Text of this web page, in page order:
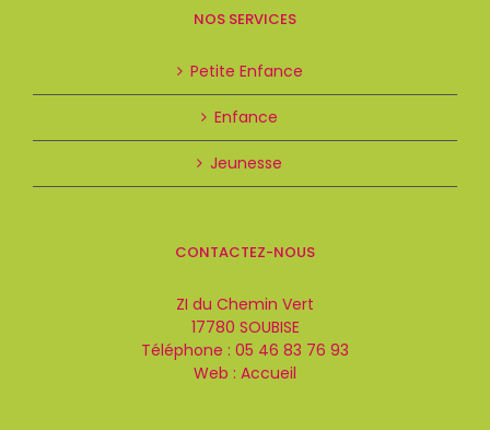
NOS SERVICES
Petite Enfance
Enfance
Jeunesse
CONTACTEZ-NOUS
ZI du Chemin Vert
17780 SOUBISE
Téléphone : 05 46 83 76 93
Web : Accueil